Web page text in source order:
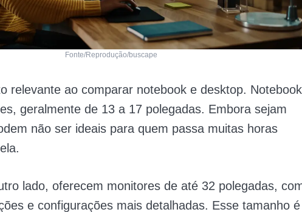
Fonte/Reprodução/buscape
relevante ao comparar notebook e desktop.
geralmente de 13 a 17 polegadas. Embora sejam
não ser ideais para quem passa muitas horas
lado, oferecem monitores de até 32 polegadas,
e configurações mais detalhadas. Esse tamanho é